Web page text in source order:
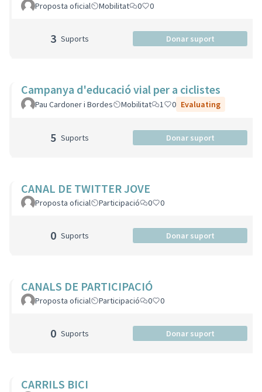
Proposta oficial Mobilitat 0 0
3 Suports Donar suport
Campanya d'educació vial per a ciclistes
Pau Cardoner i Bordes Mobilitat 1 0 Evaluating
5 Suports Donar suport
CANAL DE TWITTER JOVE
Proposta oficial Participació 0 0
0 Suports Donar suport
CANALS DE PARTICIPACIÓ
Proposta oficial Participació 0 0
0 Suports Donar suport
CARRILS BICI